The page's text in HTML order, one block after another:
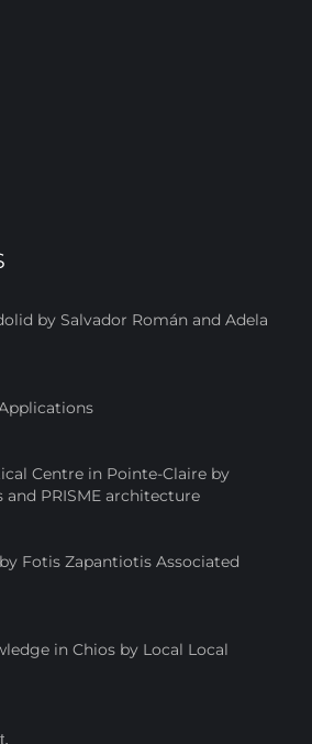
by Salvador Román and Adela
Centre in Pointe-Claire by
PRISME architecture
Fotis Zapantiotis Associated
in Chios by Local Local